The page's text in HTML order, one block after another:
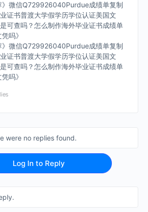
》微信Q729926040Purdue成绩单复制
证书普渡大学假学历学位认证美国文
可查吗？怎么制作海外毕业证书成绩单
吗》
》微信Q729926040Purdue成绩单复制
证书普渡大学假学历学位认证美国文
可查吗？怎么制作海外毕业证书成绩单
吗》
were no replies found.
Log In to Reply